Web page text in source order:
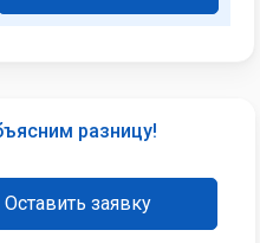
разницу!